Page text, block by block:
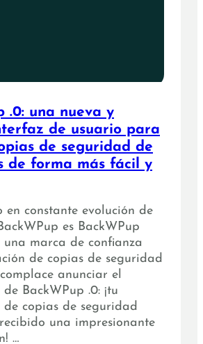
.0: una nueva y
de usuario para
de seguridad de
de forma más fácil y
en constante evolución de
es BackWPup
una marca de confianza
de copias de seguridad
anunciar el
BackWPup .0: ¡tu
de copias de seguridad
una impresionante
…